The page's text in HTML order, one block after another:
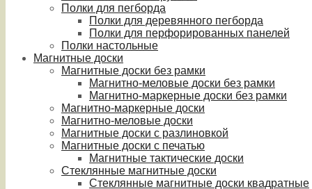
Полки для пегборда
Полки для деревянного пегборда
Полки для перфорированных панелей
Полки настольные
Магнитные доски
Магнитные доски без рамки
Магнитно-меловые доски без рамки
Магнитно-маркерные доски без рамки
Магнитно-маркерные доски
Магнитно-меловые доски
Магнитные доски с разлиновкой
Магнитные доски с печатью
Магнитные тактические доски
Стеклянные магнитные доски
Стеклянные магнитные доски квадратные